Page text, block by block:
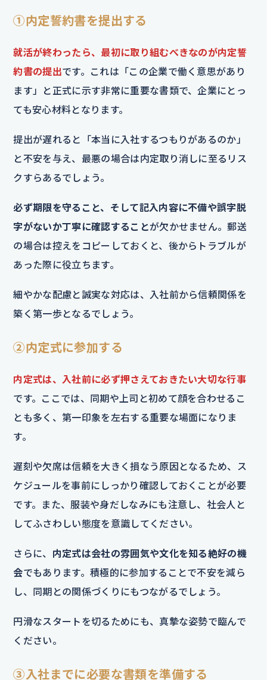
①内定誓約書を提出する
就活が終わったら、最初に取り組むべきなのが内定誓
約書の提出です。これは「この企業で働く意思があり
ます」と正式に示す非常に重要な書類で、企業にとっ
ても安心材料となります。
提出が遅れると「本当に入社するつもりがあるのか」
と不安を与え、最悪の場合は内定取り消しに至るリス
クすらあるでしょう。
必ず期限を守ること、そして記入内容に不備や誤字脱
字がないか丁寧に確認することが欠かせません。郵送
の場合は控えをコピーしておくと、後からトラブルが
あった際に役立ちます。
細やかな配慮と誠実な対応は、入社前から信頼関係を
築く第一歩となるでしょう。
②内定式に参加する
内定式は、入社前に必ず押さえておきたい大切な行事
です。ここでは、同期や上司と初めて顔を合わせるこ
とも多く、第一印象を左右する重要な場面になりま
す。
遅刻や欠席は信頼を大きく損なう原因となるため、ス
ケジュールを事前にしっかり確認しておくことが必要
です。また、服装や身だしなみにも注意し、社会人と
してふさわしい態度を意識してください。
さらに、 内定式は会社の雰囲気や文化を知る絶好の機
会でもあります。積極的に参加することで不安を減ら
し、同期との関係づくりにもつながるでしょう。
円滑なスタートを切るためにも、真摯な姿勢で臨んで
ください。
③入社までに必要な書類を準備する